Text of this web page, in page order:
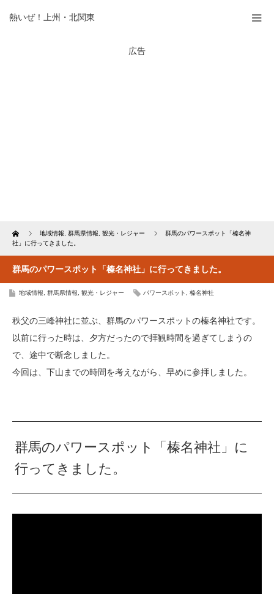
熱いぜ！上州・北関東
広告
Home 地域情報 群馬県情報 観光・レジャー
群馬のパワースポット「榛名神
社」に行ってきました。
群馬のパワースポット「榛名神社」に行ってきました。
地域情報 群馬県情報 観光・レジャー パワースポット 榛名神社
秩父の三峰神社に並ぶ、群馬のパワースポットの榛名神社です。
以前に行った時は、夕方だったので拝観時間を過ぎてしまうの
で、途中で断念しました。
今回は、下山までの時間を考えながら、早めに参拝しました。
群馬のパワースポット「榛名神社」に
行ってきました。